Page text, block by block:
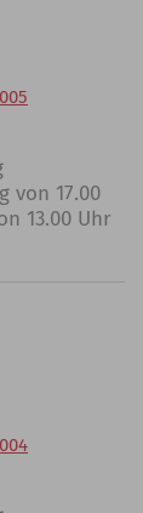
von 17.00
13.00 Uhr